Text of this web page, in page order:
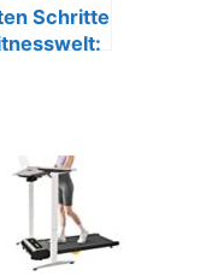
Schritte